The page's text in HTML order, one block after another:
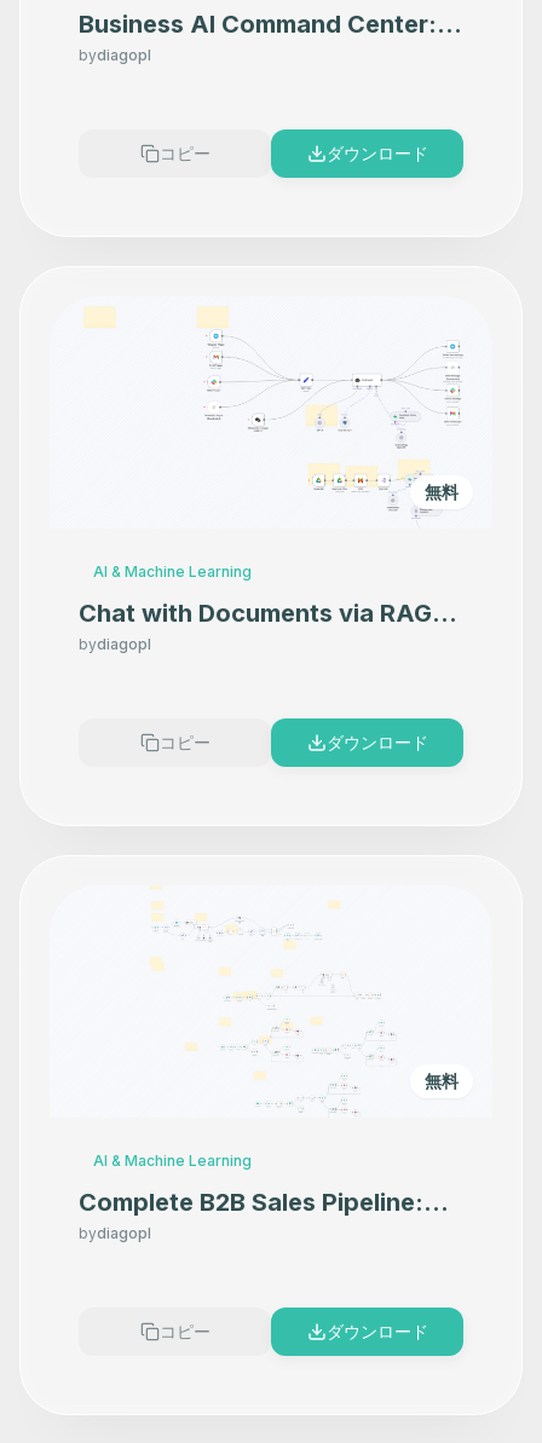
Business AI Command Center:
Modular Agents for Google
Multi-Channel Reports
bydiagopl
コピー ダウンロード
無料
AI & Machine Learning
Chat with Documents via RAG:
Google Drive to GPT-5 with
bydiagopl
コピー ダウンロード
無料
AI & Machine Learning
Complete B2B Sales Pipeline:
Apollo Lead Gen, Mailgun
bydiagopl
コピー ダウンロード